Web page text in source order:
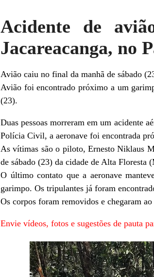
Acidente de
Jacareacanga, no
Avião caiu no final da manhã de sábado
Avião foi encontrado próximo a um
(23).
Duas pessoas morreram em um acidente
Polícia Civil, a aeronave foi encontrada
As vítimas são o piloto, Ernesto Niklaus
de sábado (23) da cidade de Alta Floresta
O último contato que a aeronave
garimpo. Os tripulantes já foram
Os corpos foram removidos e chegaram
Envie vídeos, fotos e sugestões de pauta